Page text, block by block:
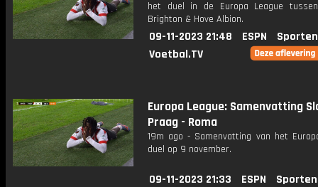
het duel in de Europa League
Brighton & Hove Albion.
09-11-2023 21:48 ESPN
Voetbal.TV
Europa League: Samenvatting
Praag - Roma
19m ago - Samenvatting van het
duel op 9 november.
09-11-2023 21:33 ESPN